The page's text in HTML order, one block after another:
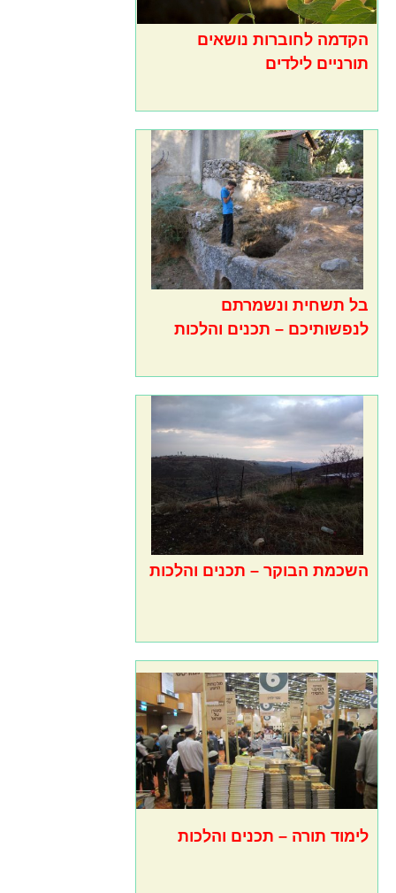
הקדמה לחוברות נושאים
תורניים לילדים
בל תשחית ונשמרתם
לנפשותיכם – תכנים והלכות
השכמת הבוקר – תכנים והלכות
לימוד תורה – תכנים והלכות